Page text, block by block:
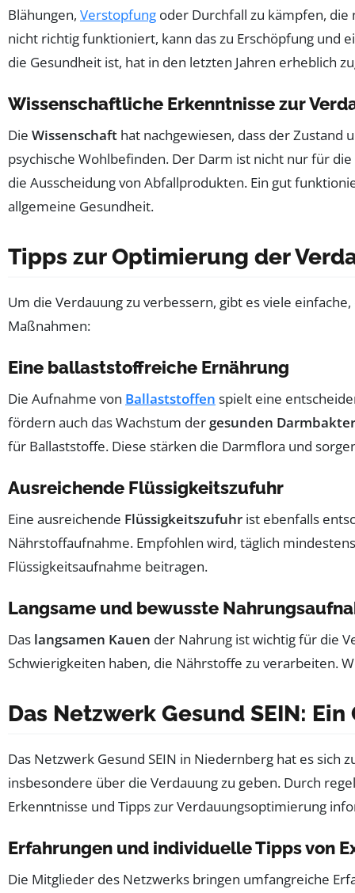
Blähungen, Verstopfung oder Durchfall zu kämpfen,
nicht richtig funktioniert, kann das zu Erschöpfung und
die Gesundheit ist, hat in den letzten Jahren erheblich
Wissenschaftliche Erkenntnisse zur
Die Wissenschaft hat nachgewiesen, dass der Zustand
psychische Wohlbefinden. Der Darm ist nicht nur für
die Ausscheidung von Abfallprodukten. Ein gut
allgemeine Gesundheit.
Tipps zur Optimierung der
Um die Verdauung zu verbessern, gibt es viele
Maßnahmen:
Eine ballaststoffreiche Ernährung
Die Aufnahme von Ballaststoffen spielt eine
fördern auch das Wachstum der gesunden
für Ballaststoffe. Diese stärken die Darmflora und
Ausreichende Flüssigkeitszufuhr
Eine ausreichende Flüssigkeitszufuhr ist ebenfalls
Nährstoffaufnahme. Empfohlen wird, täglich
Flüssigkeitsaufnahme beitragen.
Langsame und bewusste
Das langsamen Kauen der Nahrung ist wichtig für die
Schwierigkeiten haben, die Nährstoffe zu verarbeiten.
Das Netzwerk Gesund SEIN:
Das Netzwerk Gesund SEIN in Niedernberg hat es
insbesondere über die Verdauung zu geben. Durch
Erkenntnisse und Tipps zur Verdauungsoptimierung
Erfahrungen und individuelle Tipps von
Die Mitglieder des Netzwerks bringen umfangreiche